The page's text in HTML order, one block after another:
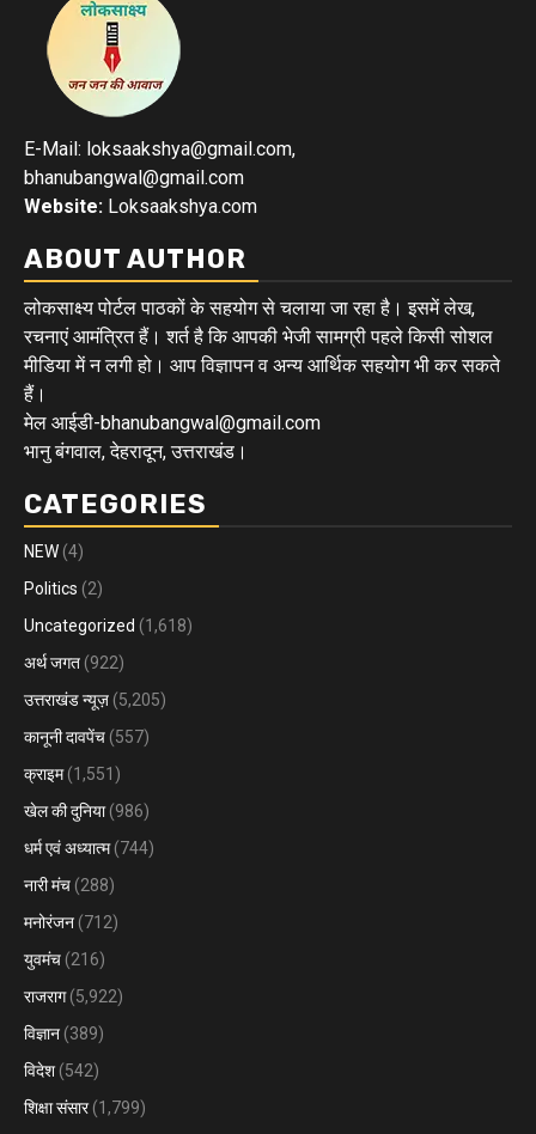
E-Mail: loksaakshya@gmail.com,
bhanubangwal@gmail.com
Website: Loksaakshya.com
ABOUT AUTHOR
लोकसाक्ष्य पोर्टल पाठकों के सहयोग से चलाया जा रहा है। इसमें लेख,
रचनाएं आमंत्रित हैं। शर्त है कि आपकी भेजी सामग्री पहले किसी सोशल
मीडिया में न लगी हो। आप विज्ञापन व अन्य आर्थिक सहयोग भी कर सकते
हैं।
मेल आईडी-bhanubangwal@gmail.com
भानु बंगवाल, देहरादून, उत्तराखंड।
CATEGORIES
NEW (4)
Politics (2)
Uncategorized (1,618)
अर्थ जगत (922)
उत्तराखंड न्यूज़ (5,205)
कानूनी दावपेंच (557)
क्राइम(1,551)
खेल की दुनिया(986)
धर्म एवं अध्यात्म(744)
नारी मंच (288)
मनोरंजन (712)
युवमंच (216)
राजराग(5,922)
विज्ञान (389)
विदेश (542)
शिक्षा संसार(1,799)